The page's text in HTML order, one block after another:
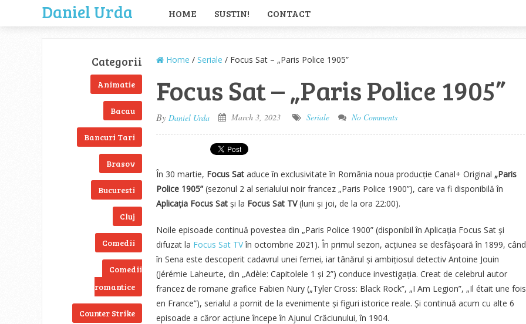
Daniel Urda HOME SUSTIN! CONTACT
Categorii
Animatie
Bacau
Bancuri Tari
Brasov
Bucuresti
Cluj
Comedii
Comedii
romantice
Counter Strike
Home / Seriale / Focus Sat – „Paris Police 1905”
Focus Sat – „Paris Police 1905”
By Daniel Urda March 3, 2023 Seriale No Comments
În 30 martie, Focus Sat aduce în exclusivitate în România noua producție Canal+ Original „Paris
Police 1905” (sezonul 2 al serialului noir francez „Paris Police 1900”), care va fi disponibilă în
Aplicația Focus Sat și la Focus Sat TV(luni și joi, de la ora 22:00).
Noile episoade continuă povestea din „Paris Police 1900” (disponibil în Aplicația Focus Sat și
difuzat la Focus Sat TVîn octombrie 2021). În primul sezon, acțiunea se desfășoară în 1899, când
în Sena este descoperit cadavrul unei femei, iar tânărul și ambițiosul detectiv Antoine Jouin
(Jérémie Laheurte, din „Adèle: Capitolele 1 și 2”) conduce investigația. Creat de celebrul autor
francez de romane grafice Fabien Nury („Tyler Cross: Black Rock”, „I Am Legion”, „Il était une fois
en France”), serialul a pornit de la evenimente și figuri istorice reale. Și continuă acum cu alte 6
episoade a căror acțiune începe în Ajunul Crăciunului, în 1904.